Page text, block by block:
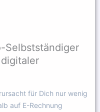
Selbstständiger
für Dich nur wenig
auf E-Rechnung